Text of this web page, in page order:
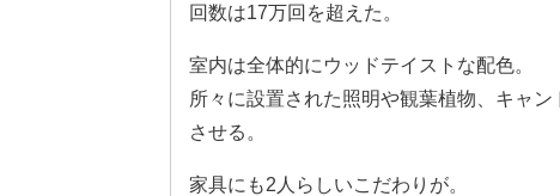
回数は17万回を超えた。
室内は全体的にウッドテイストな配色。
所々に設置された照明や観葉植物、キャ
させる。
家具にも2人らしいこだわりが。